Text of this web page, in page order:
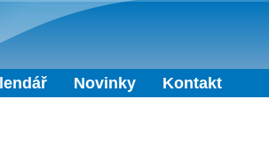
Novinky Kontakt